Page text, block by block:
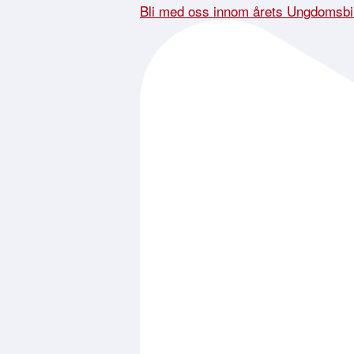
Bli med oss innom årets